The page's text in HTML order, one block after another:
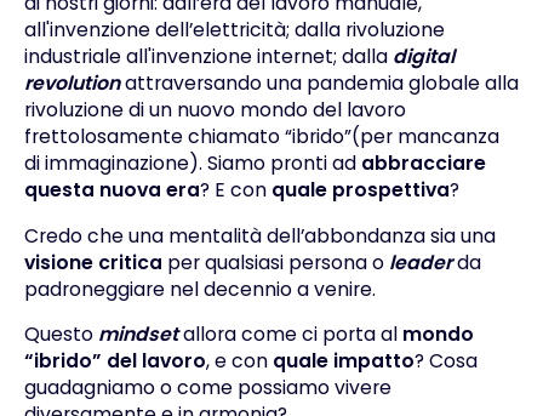
all'invenzione dell’elettricità; dalla rivoluzione
industriale all'invenzione internet; dalla digital
revolutionattraversando una pandemia globale alla
rivoluzione di un nuovo mondo del lavoro
frettolosamente chiamato “ibrido”(per mancanza
di immaginazione). Siamo pronti ad abbracciare
questa nuova era? E con quale prospettiva?
Credo che una mentalità dell’abbondanza sia una
visione critica per qualsiasi persona o leaderda
padroneggiare nel decennio a venire.
Questo mindsetallora come ci porta al mondo
“ibrido” del lavoro, e con quale impatto? Cosa
guadagniamo o come possiamo vivere